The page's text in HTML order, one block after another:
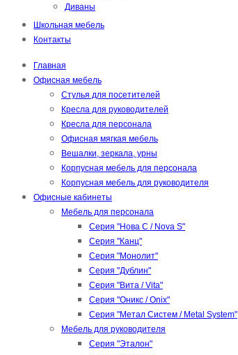
Диваны
Школьная мебель
Контакты
Главная
Офисная мебель
Стулья для посетителей
Кресла для руководителей
Кресла для персонала
Офисная мягкая мебель
Вешалки, зеркала, урны
Корпусная мебель для персонала
Корпусная мебель для руководителя
Офисные кабинеты
Мебель для персонала
Серия "Нова С / Nova S"
Серия "Канц"
Серия "Монолит"
Серия "Дублин"
Серия "Вита / Vita"
Серия "Оникс / Onix"
Серия "Метал Систем / Metal System"
Мебель для руководителя
Серия "Эталон"